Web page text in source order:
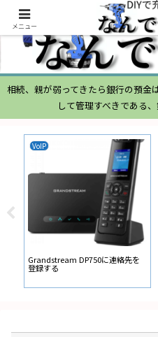
相続、親が弱ってきたら銀行の預金
して管理すべきである
VoIP
Grandstream DP750に連絡先を
登録する
メニュー